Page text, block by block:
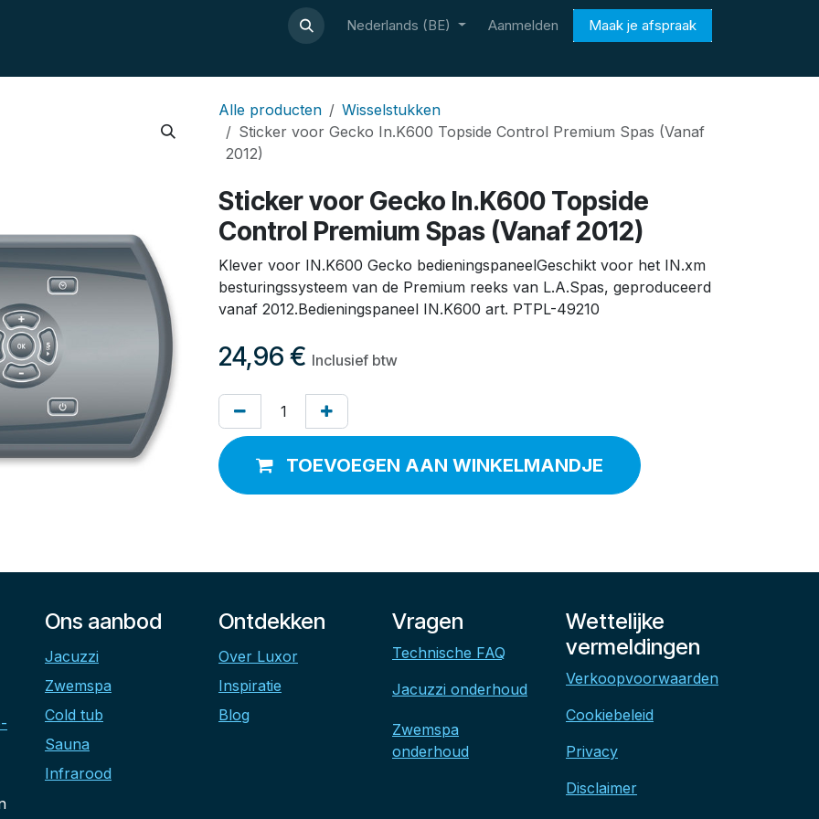
Contact Nederlands (BE) Aanmelden Maak je afspraak
Alle producten
Wisselstukken
Sticker voor Gecko In.K600 Topside Control Premium Spas (Vanaf
2012)
Sticker voor Gecko In.K600 Topside
Control Premium Spas (Vanaf 2012)
Klever voor IN.K600 Gecko bedieningspaneelGeschikt voor het IN.xm
besturingssysteem van de Premium reeks van L.A.Spas, geproduceerd
vanaf 2012.Bedieningspaneel IN.K600 art. PTPL-49210
24,96 € Inclusief btw
TOEVOEGEN AAN WINKELMANDJE
Ons aanbod
Jacuzzi
Zwemspa
Cold tub
Sauna
Infrarood
Ontdekken
Over Luxor
Inspiratie
Blog
Vragen
Technische FAQ
Jacuzzi onderhoud
Zwemspa
onderhoud
Wettelijke
vermeldingen
Verkoopvoorwaarden
Cookiebeleid
Privacy
Disclaimer